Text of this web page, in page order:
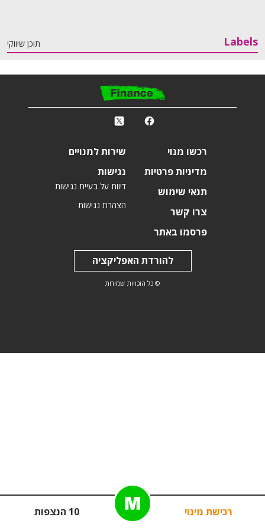
רכישת מינוי 10 הנצפות
Labels תוכן שיווקי
רכשו מנוי
מדיניות פרטיות
תנאי שימוש
צרו קשר
פרסמו באתר
שירות למנויים
נגישות
דיווח על בעיית נגישות
הצהרת נגישות
להורדת האפליקציה
© כל הזכויות שמורות